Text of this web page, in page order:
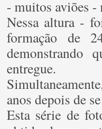
- muitos aviões -
Nessa altura -
formação de
demonstrando
entregue.
anos depois de
Esta série de